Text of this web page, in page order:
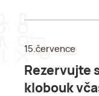
15.července
Rezervujte
klobouk